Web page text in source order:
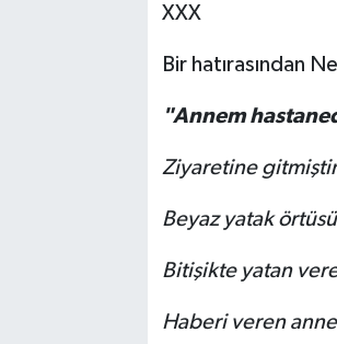
XXX
Bir hatırasından
"Annem
Ziyaretine
Beyaz yatak
Bitişikte yatan
Haberi veren